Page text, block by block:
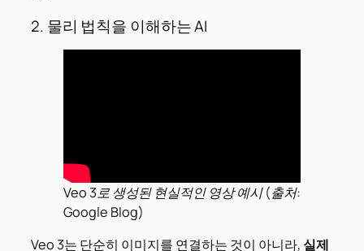
2. 물리 법칙을 이해하는 AI
Veo 3로 생성된 현실적인 영상 예시 (출처:
Google Blog)
Veo 3는 단순히 이미지를 연결하는 것이 아니라, 실제